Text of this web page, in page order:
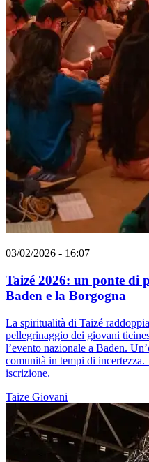
03/02/2026 - 16:07
Taizé 2026: un ponte di
Baden e la Borgogna
La spiritualità di Taizé
pellegrinaggio dei giovani
l’evento nazionale a Baden.
comunità in tempi di
iscrizione.
Taize Giovani